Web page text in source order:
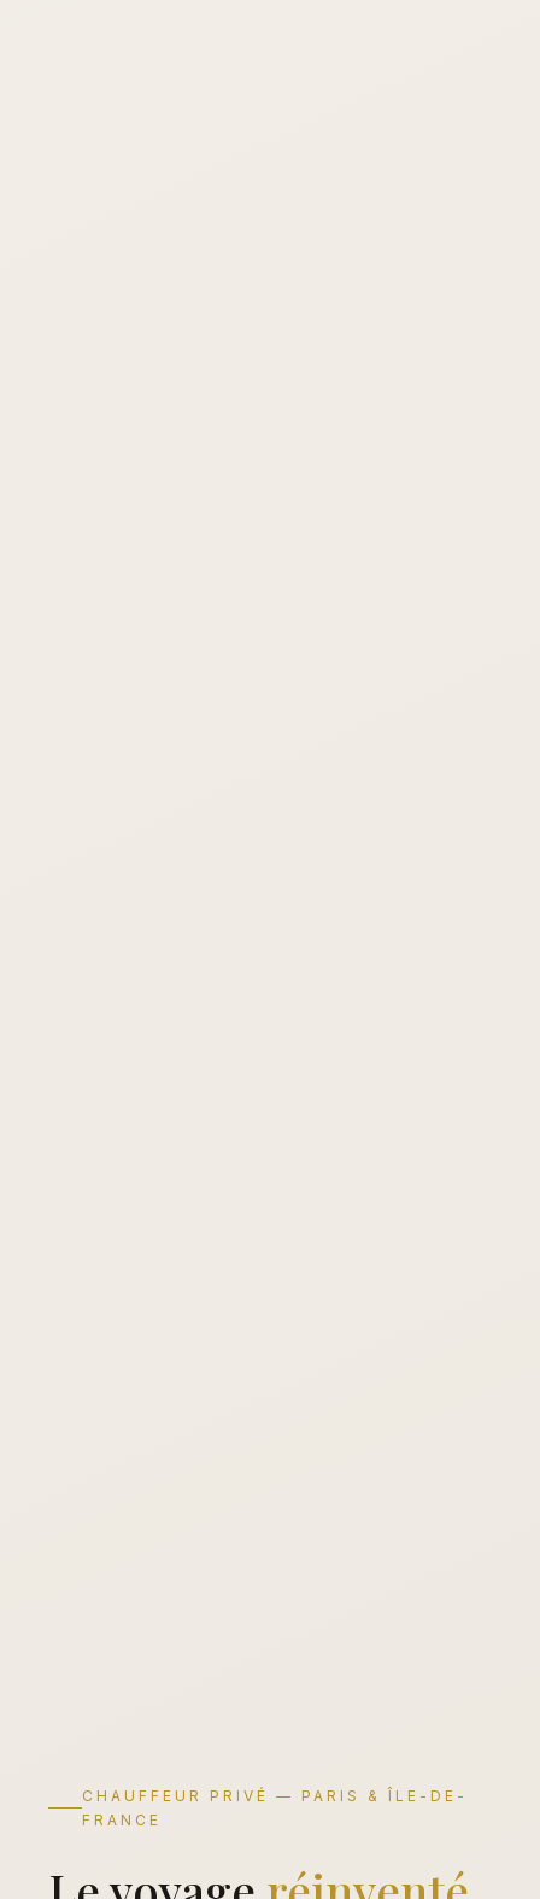
CHAUFFEUR PRIVÉ — PARIS & ÎLE-DE-
FRANCE